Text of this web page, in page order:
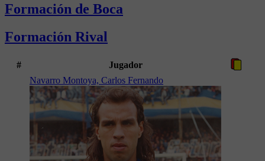
Formación de Boca
Formación Rival
#
Jugador
Navarro Montoya, Carlos Fernando